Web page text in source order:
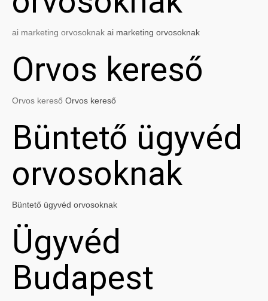
ai marketing orvosoknak ai marketing orvosoknak
Orvos kereső
Orvos kereső Orvos kereső
Büntető ügyvéd
orvosoknak
Büntető ügyvéd orvosoknak
Ügyvéd
Budapest